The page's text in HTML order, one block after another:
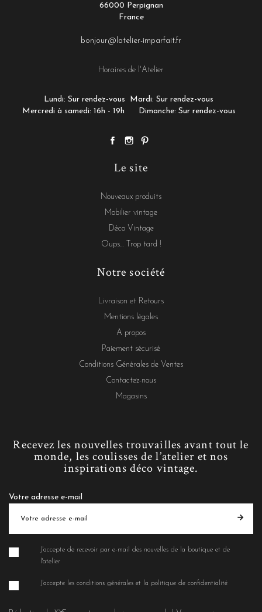
66000 Perpignan
France
bonjour@latelier-imparfait.fr
Horaires de l'Atelier
Lundi: Sur rendez-vous
Mardi: Sur rendez-vous
Mercredi à samedi: 16h - 19h
Dimanche: Sur rendez-vous
Le site
Nouveaux produits
Mobilier vintage
Déco Vintage
Oups... Trop tard !
Notre société
Livraison et Retours
Mentions légales
A propos
Paiement sécurisé
Conditions Générales de Ventes
Contactez-nous
Magasins
Recevez les nouvelles trouvailles avant tout le
monde, les coulisses de l’atelier et nos
inspirations déco vintage.
Votre adresse e-mail
J'accepte de recevoir par e-mail des nouvelles de la boutique et de
l'atelier
J'accepte les conditions générales et la politique de confidentialité